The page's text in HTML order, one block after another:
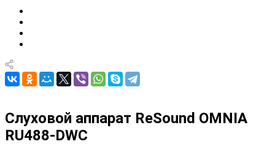
Слуховой аппарат ReSound OMNIA
RU488-DWC